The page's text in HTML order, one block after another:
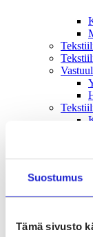
Suostumus
Tämä sivusto
TKI-